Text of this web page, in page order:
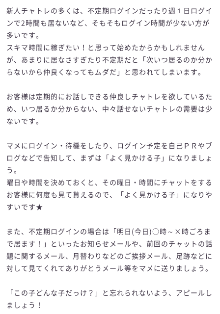
新人チャトレの多くは、不定期ログインだったり週１日ログイ
ンで2時間も居ないなど、そもそもログイン時間が少ない方が
多いです。
スキマ時間に稼ぎたい！と思って始めたからかもしれません
が、あまりに居なさすぎたり不定期だと「次いつ居るのか分か
らないから仲良くなってもムダだ」と思われてしまいます。
お客様は定期的にお話しできる仲良しチャトレを欲しているた
め、いつ居るか分からない、中々話せないチャトレの需要は少
ないです。
マメにログイン・待機をしたり、ログイン予定を自己ＰＲやブ
ログなどで告知して、まずは「よく見かける子」になりましょ
う。
曜日や時間を決めておくと、その曜日・時間にチャットをする
お客様に何度も見て貰えるので、「よく見かける子」になりや
すいです★
また、不定期ログインの場合は「明日(今日)○時～×時ごろま
で居ます！」といったお知らせメールや、前回のチャットの話
題に関するメール、月替わりなどのご挨拶メール、足跡などに
対して見てくれてありがとうメール等をマメに送りましょう。
「この子どんな子だっけ？」と忘れられないよう、アピールし
ましょう！